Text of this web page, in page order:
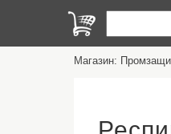
Магазин: